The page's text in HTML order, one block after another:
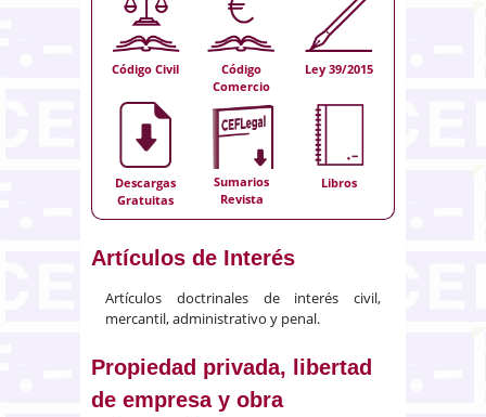
Código Civil
Código
Comercio
Ley 39/2015
Descargas
Gratuitas
Sumarios
Revista
Libros
Artículos de Interés
Artículos doctrinales de interés civil,
mercantil, administrativo y penal.
Propiedad privada, libertad
de empresa y obra